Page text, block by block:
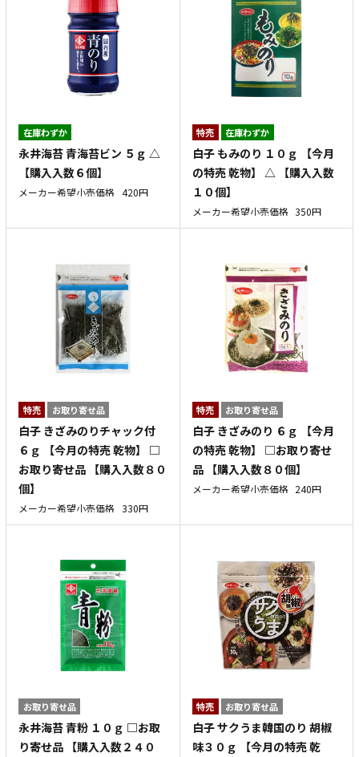
在庫わずか
永井海苔 青海苔ビン ５ｇ △
【購入入数６個】
メーカー希望小売価格 420円
特売 在庫わずか
白子 もみのり １０ｇ 【今月
の特売 乾物】 △ 【購入入数
１０個】
メーカー希望小売価格 350円
特売 お取り寄せ品
白子 きざみのりチャック付
６ｇ 【今月の特売 乾物】 □
お取り寄せ品 【購入入数８０
個】
メーカー希望小売価格 330円
特売 お取り寄せ品
白子 きざみのり ６ｇ 【今月
の特売 乾物】 □お取り寄せ
品 【購入入数８０個】
メーカー希望小売価格 240円
お取り寄せ品
永井海苔 青粉 １０ｇ □お取
り寄せ品 【購入入数２４０
特売 お取り寄せ品
白子 サクうま韓国のり 胡椒
味３０ｇ 【今月の特売 乾